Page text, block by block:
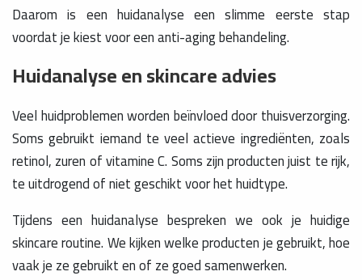
Daarom is een huidanalyse een slimme eerste stap
voordat je kiest voor een anti-aging behandeling.
Huidanalyse en skincare advies
Veel huidproblemen worden beïnvloed door thuisverzorging.
Soms gebruikt iemand te veel actieve ingrediënten, zoals
retinol, zuren of vitamine C. Soms zijn producten juist te rijk,
te uitdrogend of niet geschikt voor het huidtype.
Tijdens een huidanalyse bespreken we ook je huidige
skincare routine. We kijken welke producten je gebruikt, hoe
vaak je ze gebruikt en of ze goed samenwerken.